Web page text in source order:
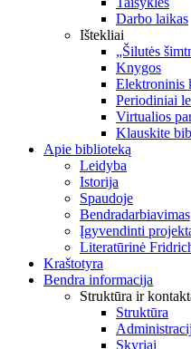
Darbo laikas
Ištekliai
„Šilutės
Knygos
Elektroninis
Periodiniai
Virtualios
Klauskite
Apie biblioteką
Leidyba
Istorija
Spaudoje
Bendradarbiavimas
Įgyvendinti
Literatūrinė
Kraštotyra
Bendra informacija
Struktūra ir
Struktūra
Skyriai